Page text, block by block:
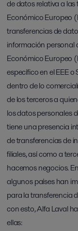
de datos relativa a
Económico Europeo
transferencias de
información personal
Económico Europeo
específico en el EEE
dentro de lo
de los terceros a
los datos personales
tiene una presencia
de transferencias de
filiales, así como a
hacemos negocios.
algunos países han
para la transferencia
con esto, Alfa Laval
ellas: